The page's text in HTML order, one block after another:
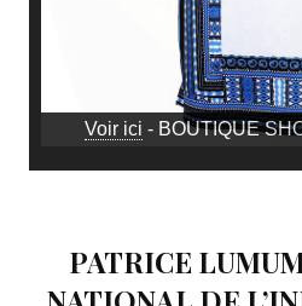
Voir ici - BOUTIQUE
PATRICE